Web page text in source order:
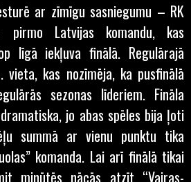
ar zīmīgu sasniegumu – RK
pirmo Latvijas komandu, kas
līgā iekļuva finālā. Regulārajā
kas nozīmēja, ka pusfinālā
sezonas līderiem. Fināla
jo abas spēles bija ļoti
summā ar vienu punktu tika
komanda. Lai arī finālā tikai
minūtēs nācās atzīt “Vairas-